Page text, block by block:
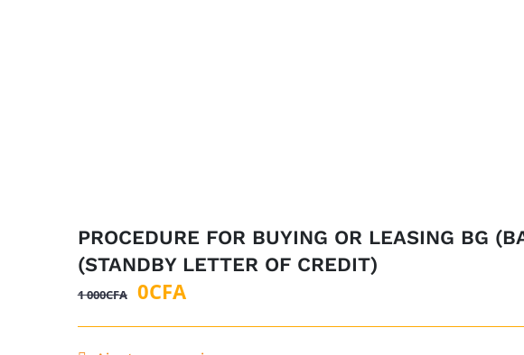
PROCEDURE FOR BUYING OR LEASING BG
(STANDBY LETTER OF CREDIT)
1 000CFA
Le
0CFALe